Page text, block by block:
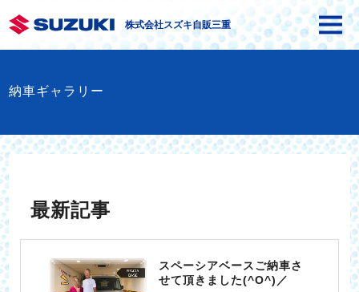
株式会社スズキ自販三重
納車ギャラリー
最新記事
スペーシアベースご納車さ
せて頂きました(^O^)／